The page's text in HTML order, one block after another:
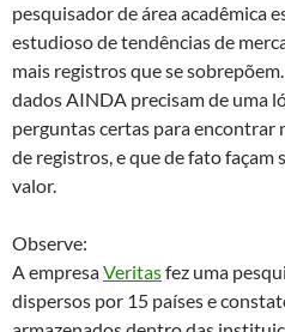
pesquisador de área acadêmica
estudioso de tendências de
mais registros que se
dados AINDA precisam de uma
perguntas certas para
de registros, e que de fato
valor.
Observe:
A empresaVeritasfez uma
dispersos por 15 países e